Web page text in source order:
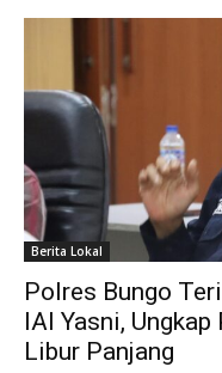
Berita Lokal
Polres Bungo
IAI Yasni,
Libur Panjang